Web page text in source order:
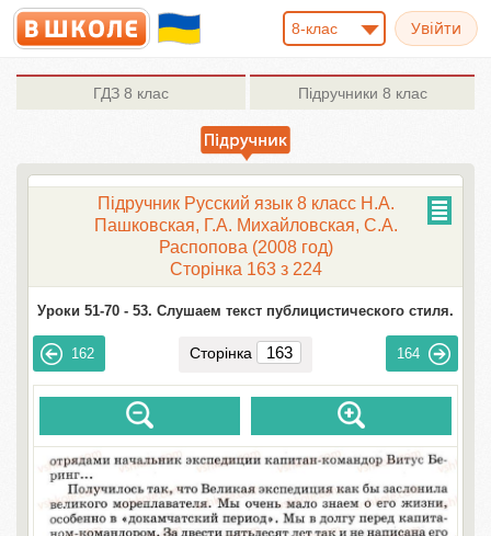
8-клас
ГДЗ 8 клас Підручники 8 клас
Підручник Русский язык 8 класc Н.А.
Пашковская, Г.А. Михайловская, С.А.
Распопова (2008 год)
Сторінка 163 з 224
Уроки 51-70 - 53. Слушаем текст публицистического стиля.
162 Сторінка 164